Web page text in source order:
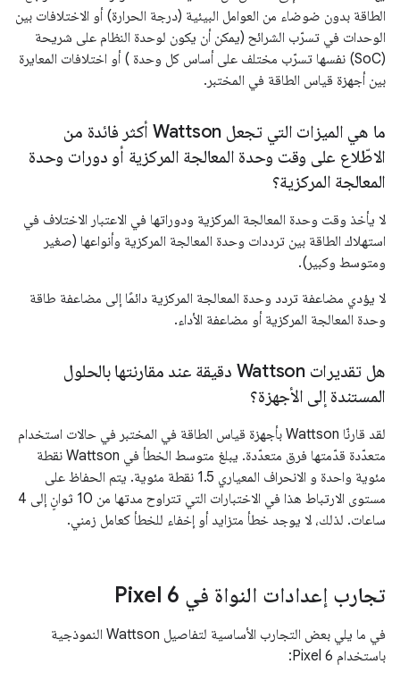
الطاقة بدون ضوضاء من العوامل البيئية (درجة الحرارة) أو الاختلافات بين
الوحدات في تسرّب الشرائح (يمكن أن يكون لوحدة النظام على شريحة
(SoC) نفسها تسرّب مختلف على أساس كل وحدة ) أو اختلافات المعايرة
بين أجهزة قياس الطاقة في المختبر.
ما هي الميزات التي تجعل Wattson أكثر فائدة من
الاطّلاع على وقت وحدة المعالجة المركزية أو دورات وحدة
المعالجة المركزية؟
لا يأخذ وقت وحدة المعالجة المركزية ودوراتها في الاعتبار الاختلاف في
استهلاك الطاقة بين ترددات وحدة المعالجة المركزية وأنواعها (صغير
ومتوسط وكبير).
لا يؤدي مضاعفة تردد وحدة المعالجة المركزية دائمًا إلى مضاعفة طاقة
وحدة المعالجة المركزية أو مضاعفة الأداء.
هل تقديرات Wattson دقيقة عند مقارنتها بالحلول
المستندة إلى الأجهزة؟
لقد قارنّا Wattson بأجهزة قياس الطاقة في المختبر في حالات استخدام
متعدّدة قدّمتها فرق متعدّدة. يبلغ متوسط الخطأ في Wattson نقطة
مئوية واحدة و الانحراف المعياري 1.5 نقطة مئوية. يتم الحفاظ على
مستوى الارتباط هذا في الاختبارات التي تتراوح مدتها من 10 ثوانٍ إلى 4
ساعات. لذلك، لا يوجد خطأ متزايد أو إخفاء للخطأ كعامل زمني.
تجارب إعدادات النواة في Pixel 6
في ما يلي بعض التجارب الأساسية لتفاصيل Wattson النموذجية
باستخدام Pixel 6: